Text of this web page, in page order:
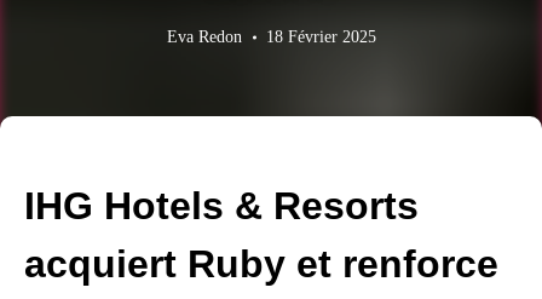
Eva Redon 18 Février 2025
IHG Hotels & Resorts
acquiert Ruby et renforce